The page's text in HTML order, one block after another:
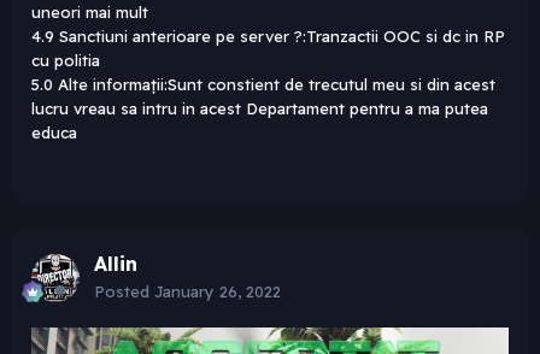
uneori mai mult
4.9 Sanctiuni anterioare pe server ?:Tranzactii OOC si dc in RP
cu politia
5.0 Alte informații:Sunt constient de trecutul meu si din acest
lucru vreau sa intru in acest Departament pentru a ma putea
educa
Allin
Posted January 26, 2022